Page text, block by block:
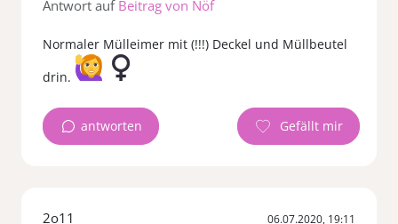
Antwort auf Beitrag von Nöf
Normaler Mülleimer mit (!!!) Deckel und Müllbeutel
drin.
antworten
2o11 06.07.2020, 19:11